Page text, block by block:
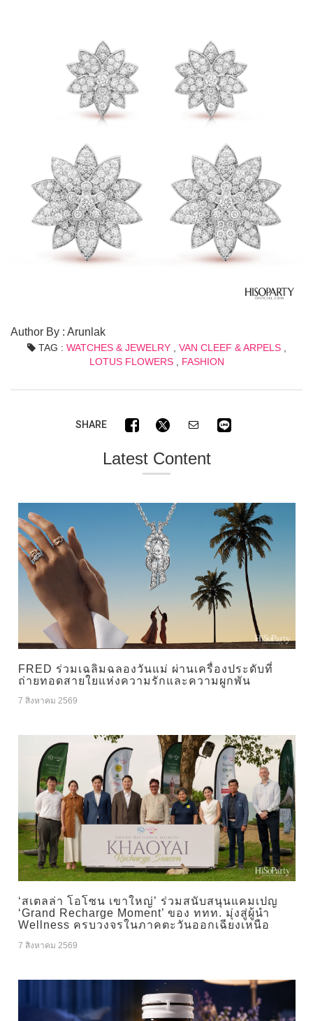
Author By : Arunlak
TAG : WATCHES & JEWELRY, VAN CLEEF & ARPELS,
LOTUS FLOWERS, FASHION
SHARE
Latest Content
FRED ร่วมเฉลิมฉลองวันแม่ ผ่านเครื่องประดับที่
ถ่ายทอดสายใยแห่งความรักและความผูกพัน
7 สิงหาคม 2569
‘สเตลล่า โอโซน เขาใหญ่’ ร่วมสนับสนุนแคมเปญ
‘Grand Recharge Moment’ ของ ททท. มุ่งสู่ผู้นำ
Wellness ครบวงจรในภาคตะวันออกเฉียงเหนือ
7 สิงหาคม 2569